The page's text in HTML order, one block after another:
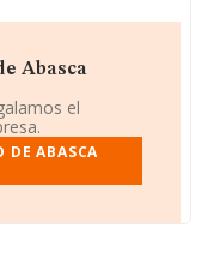
Abasca
el
DE ABASCA